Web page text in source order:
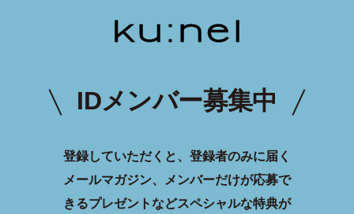
IDメンバー募集中
登録していただくと、登録者のみに届く
メールマガジン、メンバーだけが応募で
きるプレゼントなどスペシャルな特典が